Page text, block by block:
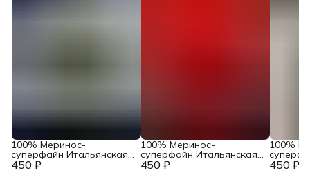
450 ₽
100% Меринос-
суперфайн Итальянская
пряжа в бобинах 450 ₽
100% Меринос-
суперфайн Итальянская
пряжа в бобинах 450 ₽
100%
пряжа